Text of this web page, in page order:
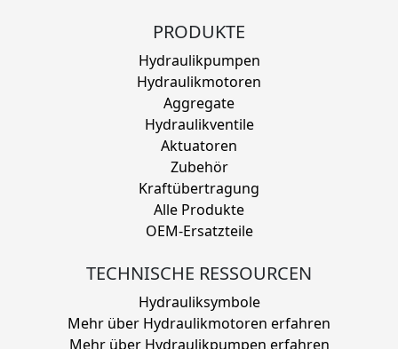
PRODUKTE
Hydraulikpumpen
Hydraulikmotoren
Aggregate
Hydraulikventile
Aktuatoren
Zubehör
Kraftübertragung
Alle Produkte
OEM-Ersatzteile
TECHNISCHE RESSOURCEN
Hydrauliksymbole
Mehr über Hydraulikmotoren erfahren
Mehr über Hydraulikpumpen erfahren